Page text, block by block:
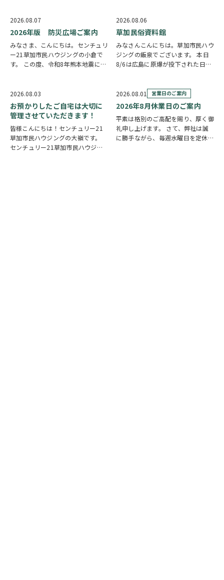
2026.08.07
2026年版 防災広場ご案内
みなさま、こんにちは。センチュリ
ー21草加市民ハウジングの小倉で
す。 この度、令和8年熊本地震によ
多い国です。草加市においても、他
人事ではなく、日頃から少しでも、
防災意識を高め…
2026.08.06
草加民俗資料館
みなさんこんにちは。草加市民ハウ
ジングの飯泉でございます。 本日
8/6は広島に原爆が投下された日に
もあります。 草加でも谷塚町、新
田などで空襲があったと言い伝えが
あります。草加…
2026.08.03
お預かりしたご自宅は大切に
管理させていただきます！
皆様こんにちは！センチュリー21
草加市民ハウジングの大嶺です。
センチュリー21草加市民ハウジン
2026.08.01 営業日のご案内
2026年8月休業日のご案内
平素は格別のご高配を賜り、厚く御
礼申し上げます。 さて、弊社は誠
に勝手ながら、毎週水曜日を定休日